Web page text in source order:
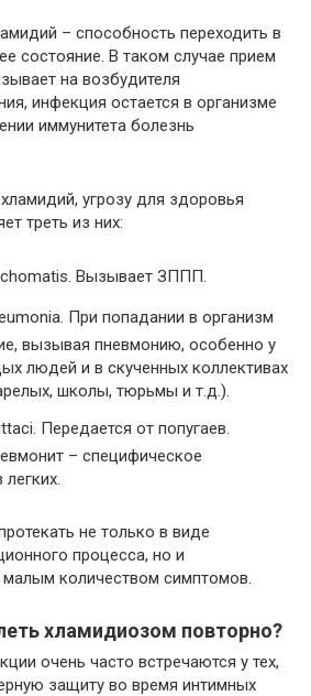
– способность переходить в
состояние. В таком случае прием
на возбудителя
инфекция остается в организме
иммунитета болезнь
угрозу для здоровья
треть из них:
Вызывает ЗППП.
При попадании в организм
вызывая пневмонию, особенно у
людей и в скученных коллективах
школы, тюрьмы и т.д.).
Передается от попугаев.
– специфическое
не только в виде
процесса, но и
малым количеством симптомов.
хламидиозом повторно?
очень часто встречаются у тех,
защиту во время интимных